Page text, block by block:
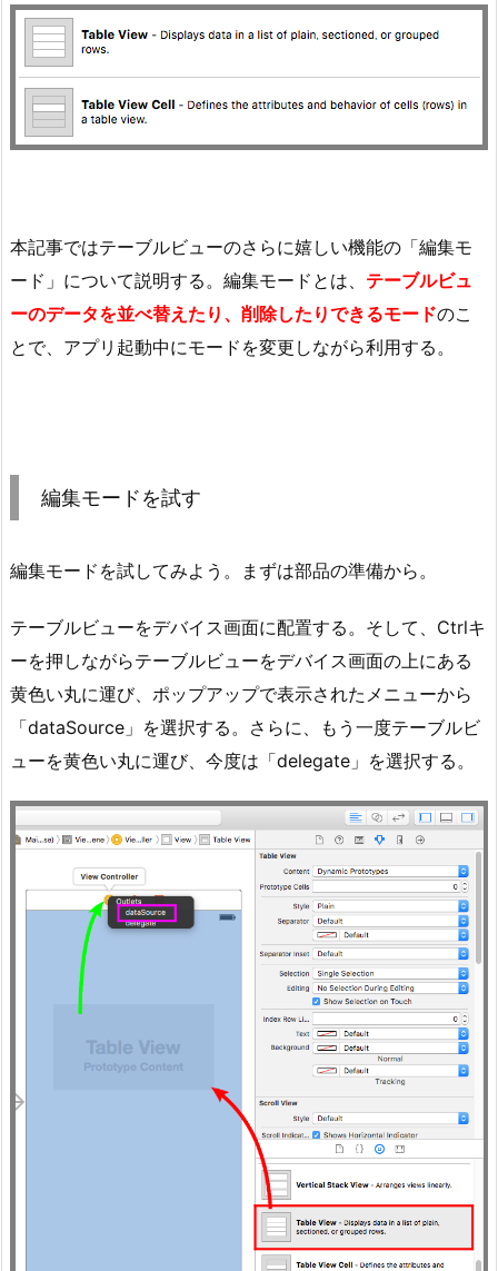
本記事ではテーブルビューのさらに嬉しい機能の「編集モ
ード」について説明する。編集モードとは、 テーブルビュ
ーのデータを並べ替えたり、削除したりできるモードのこ
とで、アプリ起動中にモードを変更しながら利用する。
編集モードを試す
編集モードを試してみよう。まずは部品の準備から。
テーブルビューをデバイス画面に配置する。そして、Ctrlキ
ーを押しながらテーブルビューをデバイス画面の上にある
黄色い丸に運び、ポップアップで表示されたメニューから
「dataSource」を選択する。さらに、もう一度テーブルビ
ューを黄色い丸に運び、今度は「delegate」を選択する。